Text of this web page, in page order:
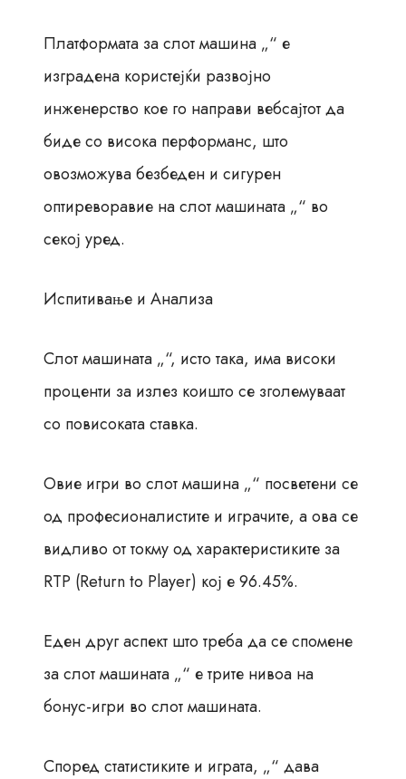
Платформата за слот машина „“ е
изградена користејќи развојно
инженерство кое го направи вебсајтот да
биде со висока перформанс, што
овозможува безбеден и сигурен
оптиреворавие на слот машината „“ во
секој уред.
Испитивање и Анализа
Слот машината „“, исто така, има високи
проценти за излез коишто се зголемуваат
со повисоката ставка.
Овие игри во слот машина „“ посветени се
од професионалистите и играчите, а ова се
видливо от токму од характеристиките за
RTP (Return to Player) кој е 96.45%.
Еден друг аспект што треба да се спомене
за слот машината „“ е трите нивоа на
бонус-игри во слот машината.
Според статистиките и играта, „“ дава